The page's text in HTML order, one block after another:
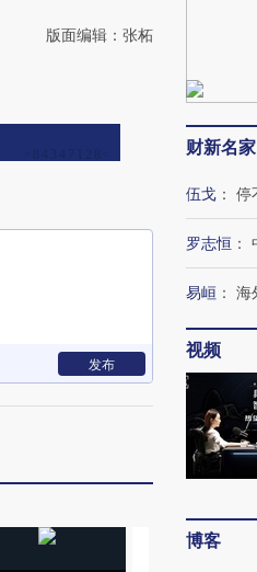
版面编辑：张柘
发布
财新名家
伍戈 ： 停
罗志恒 ：
易峘 ： 海
视频
博客